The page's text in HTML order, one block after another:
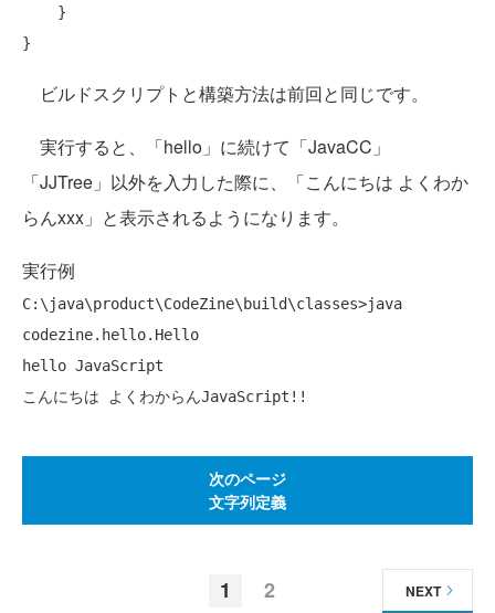
ビルドスクリプトと構築方法は前回と同じです。
実行すると、「hello」に続けて「JavaCC」
「JJTree」以外を入力した際に、「こんにちは よくわか
らんxxx」と表示されるようになります。
実行例
C:\java\product\CodeZine\build\classes>java
codezine.hello.Hello
hello JavaScript
次のページ
文字列定義
1 2 NEXT